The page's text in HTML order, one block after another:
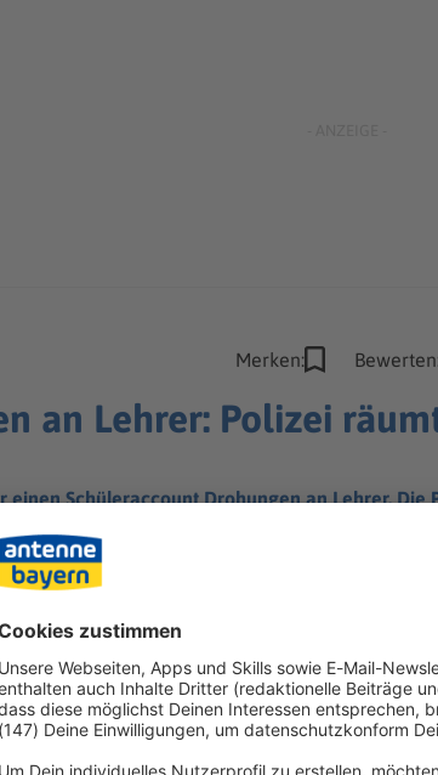
Merken:
an Lehrer: Polizei
einen Schüleraccount Drohungen an Lehrer.